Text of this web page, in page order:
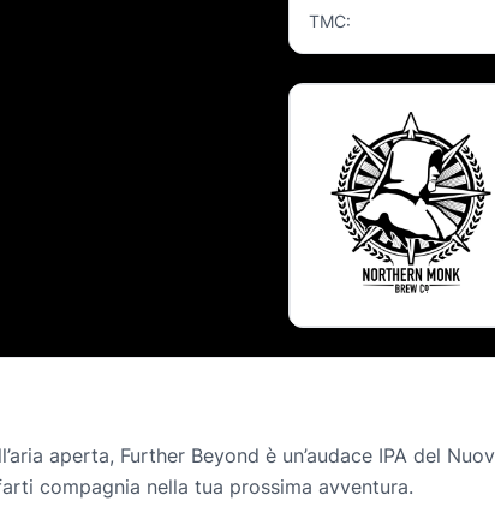
TMC:
aperta, Further Beyond è un’audace IPA del
compagnia nella tua prossima avventura.